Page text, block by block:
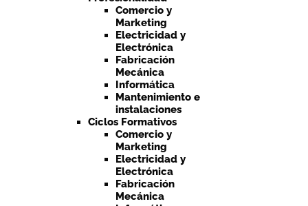
Comercio y
Marketing
Electricidad y
Electrónica
Fabricación
Mecánica
Informática
Mantenimiento e
instalaciones
Ciclos Formativos
Comercio y
Marketing
Electricidad y
Electrónica
Fabricación
Mecánica